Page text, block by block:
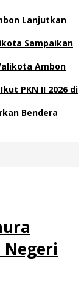
Lanjutkan
Sampaikan
Ambon
PKN II 2026 di
Bendera